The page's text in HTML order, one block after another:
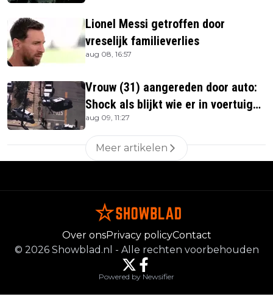
Lionel Messi getroffen door
vreselijk familieverlies
aug 08, 16:57
Vrouw (31) aangereden door auto:
Shock als blijkt wie er in voertuig
zitten
aug 09, 11:27
Meer artikelen
Over onsPrivacy policyContact
© 2026 Showblad.nl - Alle rechten voorbehouden
Powered by Newsifier